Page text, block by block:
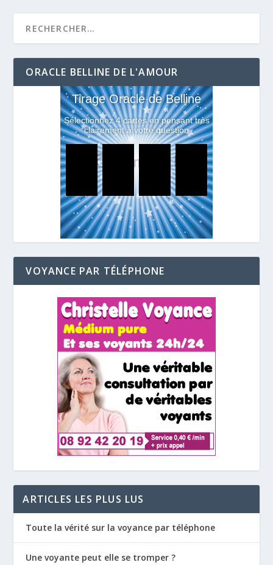
ORACLE BELLINE DE L'AMOUR
VOYANCE PAR TÉLÉPHONE
ARTICLES LES PLUS LUS
Toute la vérité sur la voyance par téléphone
Une voyante peut elle se tromper ?